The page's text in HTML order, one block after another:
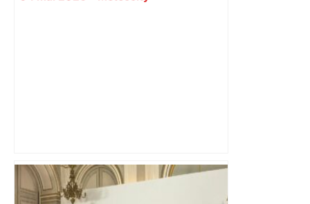
« Rien d'inquiétant » pour Guillaume
Restes, le gardien de Toulouse, après